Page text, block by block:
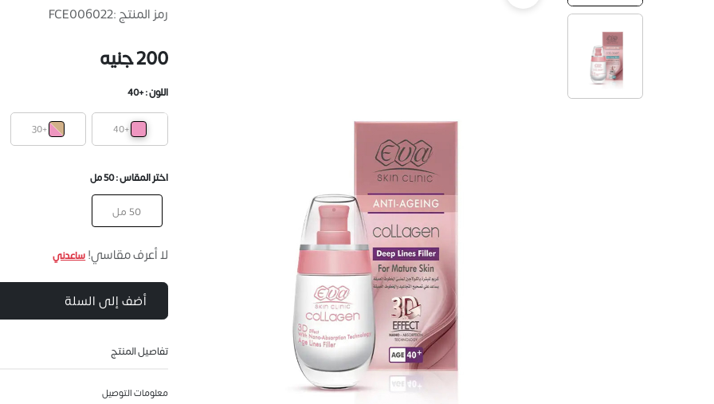
رمز المنتج :FCE006022
200 جنيه
اللون :+40
+40
+30
اختر المقاس :50 مل
50 مل
لا أعرف مقاسي!ساعدني
أضف إلى السلة
تفاصيل المنتج
معلومات التوصيل